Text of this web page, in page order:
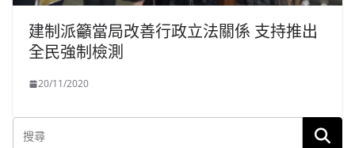
建制派籲當局改善行政立法關係 支持推出
全民強制檢測
20/11/2020